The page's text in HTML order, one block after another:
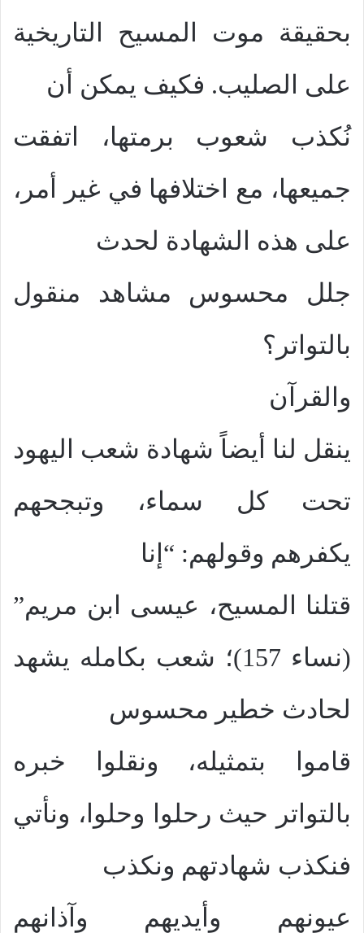
بحقيقة موت المسيح التاريخية
على الصليب. فكيف يمكن أن
نُكذب شعوب برمتها، اتفقت
جميعها، مع اختلافها في غير أمر،
على هذه الشهادة لحدث
جلل محسوس مشاهد منقول
بالتواتر؟
والقرآن
ينقل لنا أيضاً شهادة شعب اليهود
تحت كل سماء، وتبجحهم
يكفرهم وقولهم: “إنا
قتلنا المسيح، عيسى ابن مريم”
(نساء 157)؛ شعب بكامله يشهد
لحادث خطير محسوس
قاموا بتمثيله، ونقلوا خبره
بالتواتر حيث رحلوا وحلوا، ونأتي
فنكذب شهادتهم ونكذب
عيونهم وأيديهم وآذانهم